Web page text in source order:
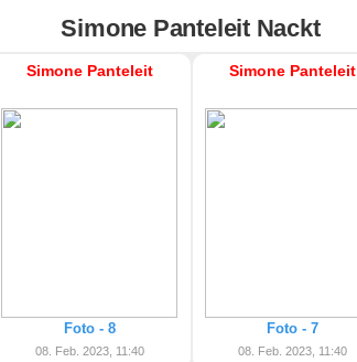
Simone Panteleit Nackt
Simone Panteleit
Foto - 8
08. Feb. 2023, 11:40
Simone Panteleit
Foto - 7
08. Feb. 2023, 11:40